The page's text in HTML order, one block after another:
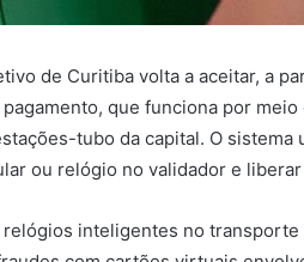
de Curitiba volta a aceitar, a
que funciona por
tubo da capital. O sistema
ou relógio no validador e liberar
inteligentes no